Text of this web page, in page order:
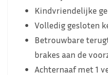
Kindvriendelijke
Volledig gesloten
Betrouwbare
brakes aan de
Achternaaf met 1